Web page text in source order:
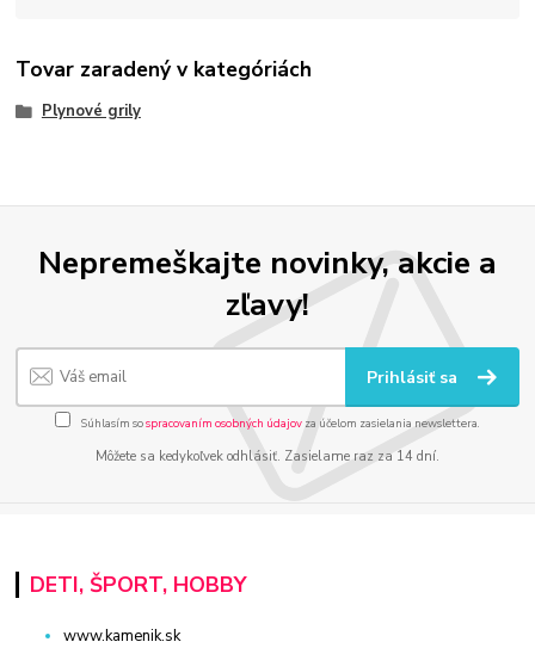
Tovar zaradený v kategóriách
Plynové grily
Nepremeškajte novinky, akcie a
zľavy!
Prihlásiť sa
Súhlasím sospracovaním osobných údajov za účelom zasielania newslettera.
Môžete sa kedykoľvek odhlásiť. Zasielame raz za 14 dní.
DETI, ŠPORT, HOBBY
www.kamenik.sk